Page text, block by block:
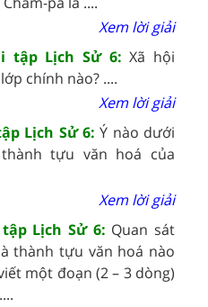
Xem lời giải
tập Lịch Sử 6:Xã hội
chính nào? ....
Xem lời giải
Lịch Sử 6:Ý nào dưới
tựu văn hoá của
Xem lời giải
Lịch Sử 6: Quan sát
thành tựu văn hoá nào
một đoạn (2 – 3 dòng)